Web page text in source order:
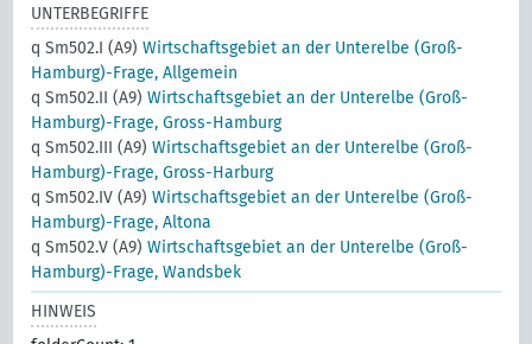
UNTERBEGRIFFE
q Sm502.I (A9)Wirtschaftsgebiet an der Unterelbe (Groß-
Hamburg)-Frage, Allgemein
q Sm502.II (A9)Wirtschaftsgebiet an der Unterelbe (Groß-
Hamburg)-Frage, Gross-Hamburg
q Sm502.III (A9)Wirtschaftsgebiet an der Unterelbe (Groß-
Hamburg)-Frage, Gross-Harburg
q Sm502.IV (A9)Wirtschaftsgebiet an der Unterelbe (Groß-
Hamburg)-Frage, Altona
q Sm502.V (A9)Wirtschaftsgebiet an der Unterelbe (Groß-
Hamburg)-Frage, Wandsbek
HINWEIS